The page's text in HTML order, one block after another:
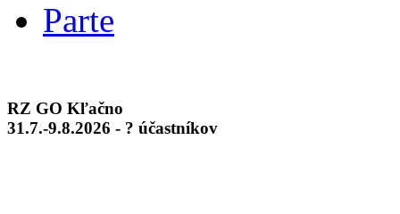
Parte
RZ GO Kľačno
31.7.-9.8.2026 - ? účastníkov